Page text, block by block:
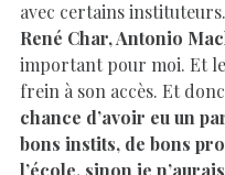
avec certains
René Char, Antonio
important pour moi. Et
frein à son accès. Et
chance d’avoir eu un
bons instits, de bons
l’école, sinon je